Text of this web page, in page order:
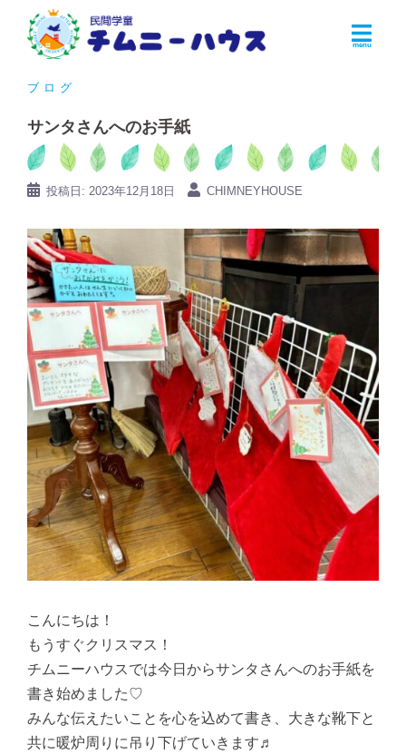
ブログ
サンタさんへのお手紙
投稿日: 2023年12月18日 CHIMNEYHOUSE
こんにちは！
もうすぐクリスマス！
チムニーハウスでは今日からサンタさんへのお手紙を
書き始めました♡
みんな伝えたいことを心を込めて書き、大きな靴下と
共に暖炉周りに吊り下げていきます♬